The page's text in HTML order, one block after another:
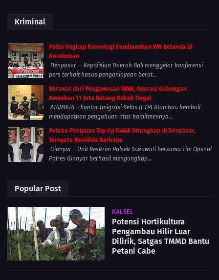
Kriminal
Polisi Ungkap Kronologi Pembunuhan WN Belanda di
Kerobokan
Denpasar — Kepolisian Daerah Bali menggelar konferensi
pers terkait kasus penganiayaan berat...
Berawal dari Pengawasan WNA, Operasi Gabungan
Amankan 11 Juta Batang Rokok Ilegal
ATAMBUA – Kantor Imigrasi Kelas II TPI Atambua kembali
mendapatkan pengakuan atas komitmennya...
Pelaku Penipuan Top Up DANA Ditangkap di Denpasar,
Ternyata Residivis Narkoba
Gianyar – Unit Reskrim Polsek Sukawati bersama Tim Opsnal
Polres Gianyar berhasil mengungkap...
Popular Post
KALSEL
Potensi Hortikultura
Pengambau Hilir Luar
Dilirik, Satgas TMMD Bantu
Petani Cabe